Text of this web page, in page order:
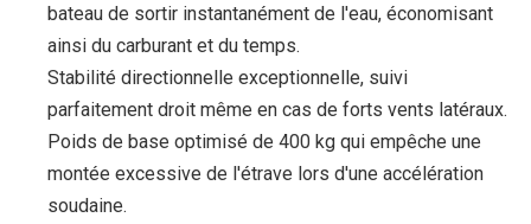
bateau de sortir instantanément de l'eau, économisant
ainsi du carburant et du temps.
Stabilité directionnelle exceptionnelle, suivi
parfaitement droit même en cas de forts vents latéraux.
Poids de base optimisé de 400 kg qui empêche une
montée excessive de l'étrave lors d'une accélération
soudaine.